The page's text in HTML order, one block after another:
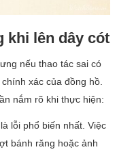
khi lên dây cót
nếu thao tác sai có
xác của đồng hồ.
nắm rõ khi thực hiện:
lỗi phổ biến nhất. Việc
bánh răng hoặc ảnh